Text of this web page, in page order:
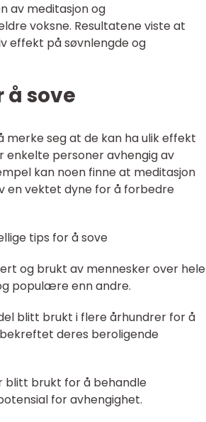
av meditasjon og
voksne. Resultatene viste at
effekt på søvnlengde og
sove
merke seg at de kan ha ulik effekt
enkelte personer avhengig av
kan noen finne at meditasjon
en vektet dyne for å forbedre
tips for å sove
og brukt av mennesker over hele
populære enn andre.
blitt brukt i flere århundrer for å
deres beroligende
blitt brukt for å behandle
for avhengighet.